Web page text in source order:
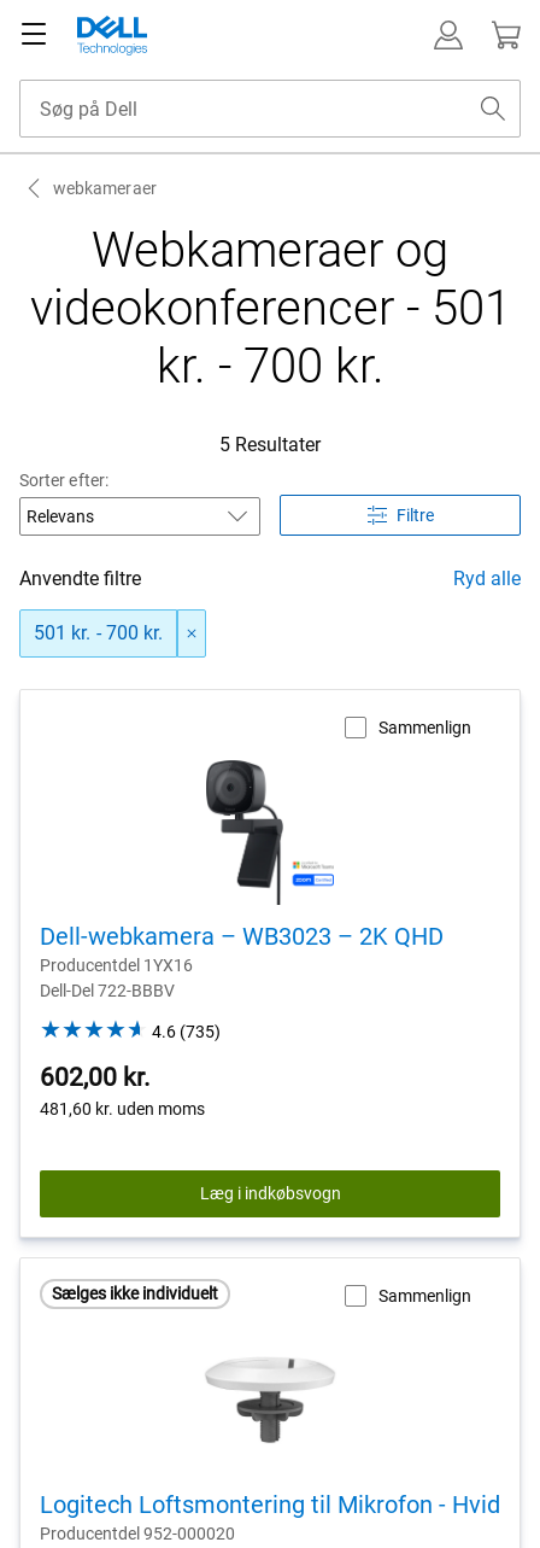
webkameraer
Webkameraer og
videokonferencer - 501
kr. - 700 kr.
5 Resultater
Sorter efter:
Filtre
Anvendte filtre Ryd alle
501 kr. - 700 kr.
Sammenlign
Dell-webkamera – WB3023 – 2K QHD
Producentdel 1YX16
Dell-Del 722-BBBV
4.6 (735)
reviews
602,00 kr.
481,60 kr. uden moms
Læg i indkøbsvogn
Sælges ikke individuelt Sammenlign
Logitech Loftsmontering til Mikrofon - Hvid
Producentdel 952-000020